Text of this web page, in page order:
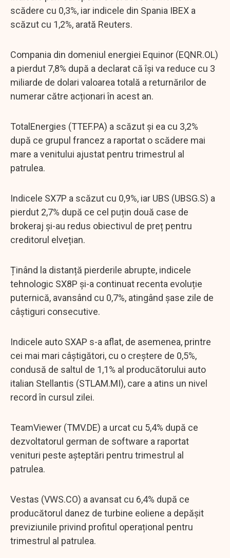
scădere cu 0,3%, iar indicele din Spania IBEX a
scăzut cu 1,2%, arată Reuters.
Compania din domeniul energiei Equinor (EQNR.OL)
a pierdut 7,8% după a declarat că își va reduce cu 3
miliarde de dolari valoarea totală a returnărilor de
numerar către acționari în acest an.
TotalEnergies (TTEF.PA) a scăzut și ea cu 3,2%
după ce grupul francez a raportat o scădere mai
mare a venitului ajustat pentru trimestrul al
patrulea.
Indicele SX7P a scăzut cu 0,9%, iar UBS (UBSG.S) a
pierdut 2,7% după ce cel puțin două case de
brokeraj și-au redus obiectivul de preț pentru
creditorul elvețian.
Ținând la distanță pierderile abrupte, indicele
tehnologic SX8P și-a continuat recenta evoluție
puternică, avansând cu 0,7%, atingând șase zile de
câștiguri consecutive.
Indicele auto SXAP s-a aflat, de asemenea, printre
cei mai mari câștigători, cu o creștere de 0,5%,
condusă de saltul de 1,1% al producătorului auto
italian Stellantis (STLAM.MI), care a atins un nivel
record în cursul zilei.
TeamViewer (TMV.DE) a urcat cu 5,4% după ce
dezvoltatorul german de software a raportat
venituri peste așteptări pentru trimestrul al
patrulea.
Vestas (VWS.CO) a avansat cu 6,4% după ce
producătorul danez de turbine eoliene a depășit
previziunile privind profitul operațional pentru
trimestrul al patrulea.